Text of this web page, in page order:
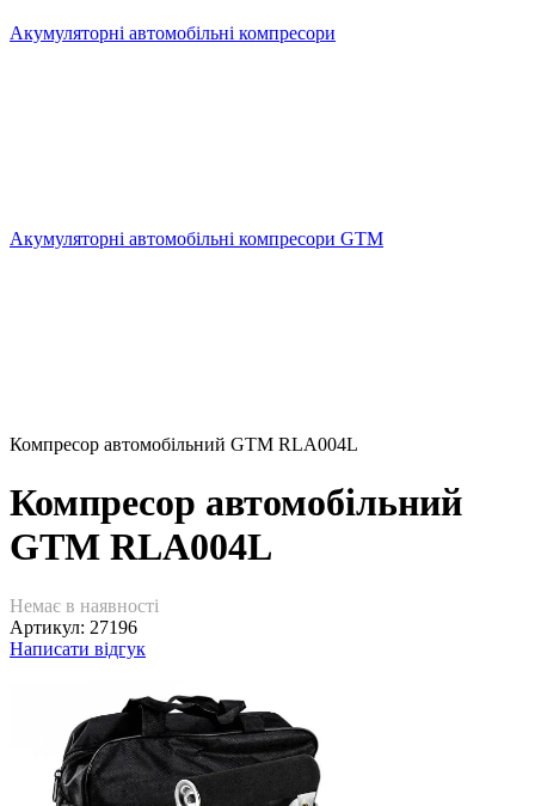
Акумуляторні автомобільні компресори
Акумуляторні автомобільні компресори GTM
Компресор автомобільний GTM RLA004L
Компресор автомобільний
GTM RLA004L
Немає в наявності
Артикул: 27196
Написати відгук